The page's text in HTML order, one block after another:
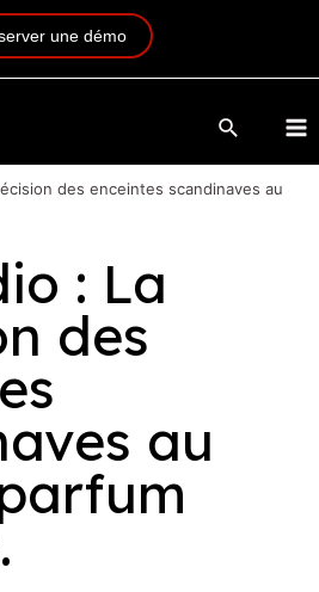
une démo
des enceintes scandinaves au
: La
des
au